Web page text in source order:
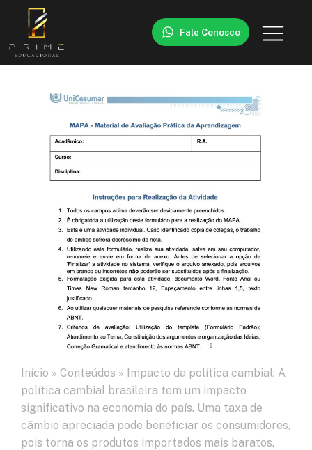
Fale Conosco
Início » Conteúdos » Impacto da política cambial: A
política cambial brasileira tem um impacto
significativo na economia do país. Uma taxa de
câmbio apreciada pode beneficiar os consumidores,
pois torna os produtos importados mais baratos.